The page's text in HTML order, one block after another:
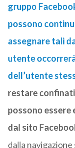
gruppo
possono
assegnare tali
utente
dell’utente
restare confinati
possono essere
dal sito
dalla